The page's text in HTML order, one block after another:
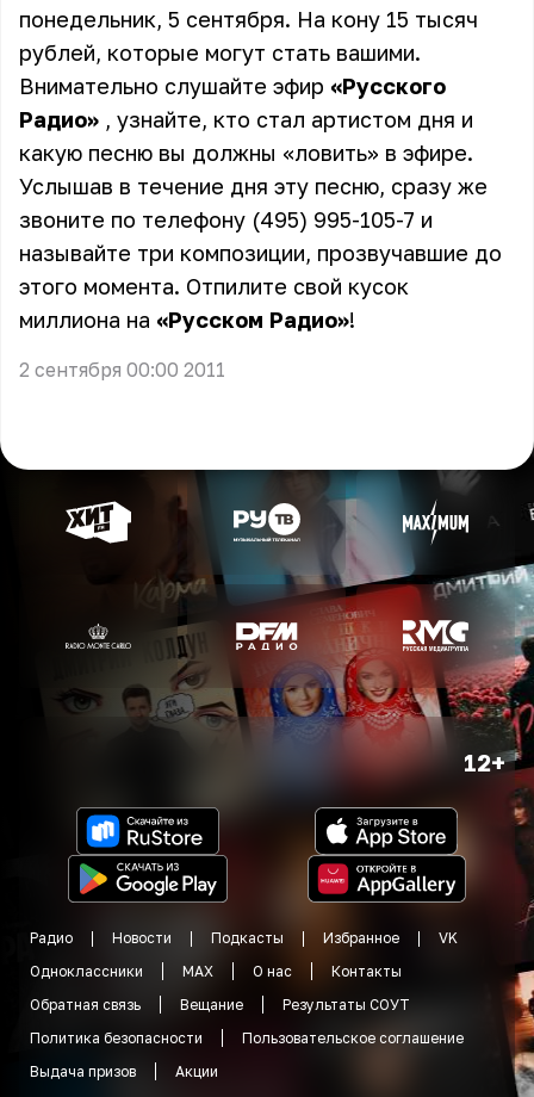
понедельник, 5 сентября. На кону 15 тысяч
рублей, которые могут стать вашими.
Внимательно слушайте эфир «Русского
Радио» , узнайте, кто стал артистом дня и
какую песню вы должны «ловить» в эфире.
Услышав в течение дня эту песню, сразу же
звоните по телефону (495) 995-105-7 и
называйте три композиции, прозвучавшие до
этого момента. Отпилите свой кусок
миллиона на «Русском Радио»!
2 сентября 00:00 2011
12+
Радио Новости Подкасты Избранное
VK
Одноклассники
MAX О нас
Контакты
Обратная связь
Вещание
Результаты СОУТ
Политика безопасности
Пользовательское соглашение
Выдача призов
Акции